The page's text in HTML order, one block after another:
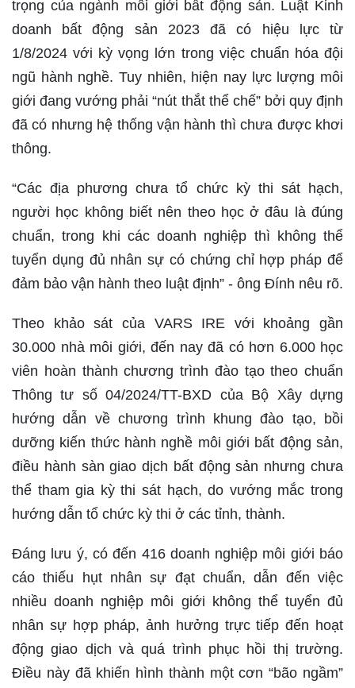
trọng của ngành môi giới bất động sản. Luật Kinh
doanh bất động sản 2023 đã có hiệu lực từ
1/8/2024 với kỳ vọng lớn trong việc chuẩn hóa đội
ngũ hành nghề. Tuy nhiên, hiện nay lực lượng môi
giới đang vướng phải “nút thắt thể chế” bởi quy định
đã có nhưng hệ thống vận hành thì chưa được khơi
thông.
“Các địa phương chưa tổ chức kỳ thi sát hạch,
người học không biết nên theo học ở đâu là đúng
chuẩn, trong khi các doanh nghiệp thì không thể
tuyển dụng đủ nhân sự có chứng chỉ hợp pháp để
đảm bảo vận hành theo luật định” - ông Đính nêu rõ.
Theo khảo sát của VARS IRE với khoảng gần
30.000 nhà môi giới, đến nay đã có hơn 6.000 học
viên hoàn thành chương trình đào tạo theo chuẩn
Thông tư số 04/2024/TT-BXD của Bộ Xây dựng
hướng dẫn về chương trình khung đào tạo, bồi
dưỡng kiến thức hành nghề môi giới bất động sản,
điều hành sàn giao dịch bất động sản nhưng chưa
thể tham gia kỳ thi sát hạch, do vướng mắc trong
hướng dẫn tổ chức kỳ thi ở các tỉnh, thành.
Đáng lưu ý, có đến 416 doanh nghiệp môi giới báo
cáo thiếu hụt nhân sự đạt chuẩn, dẫn đến việc
nhiều doanh nghiệp môi giới không thể tuyển đủ
nhân sự hợp pháp, ảnh hưởng trực tiếp đến hoạt
động giao dịch và quá trình phục hồi thị trường.
Điều này đã khiến hình thành một cơn “bão ngầm”